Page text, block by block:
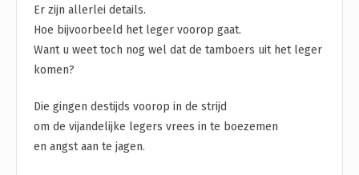
Er zijn allerlei details.
Hoe bijvoorbeeld het leger voorop gaat.
Want u weet toch nog wel dat de tamboers uit het leger
komen?
Die gingen destijds voorop in de strijd
om de vijandelijke legers vrees in te boezemen
en angst aan te jagen.